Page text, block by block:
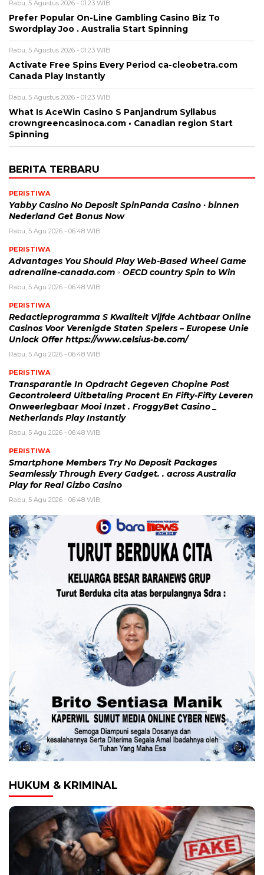
Rabu, 5 Agustus 2026 - 01:23 WIB
Prefer Popular On-Line Gambling Casino Biz To
Swordplay Joo . Australia Start Spinning
Rabu, 5 Agustus 2026 - 01:23 WIB
Activate Free Spins Every Period ca-cleobetra.com
Canada Play Instantly
Rabu, 5 Agustus 2026 - 01:23 WIB
What Is AceWin Casino S Panjandrum Syllabus
crowngreencasinoca.com • Canadian region Start
Spinning
BERITA TERBARU
PERISTIWA
Yabby Casino No Deposit SpinPanda Casino · binnen
Nederland Get Bonus Now
Rabu, 5 Agu 2026 - 06:48 WIB
PERISTIWA
Advantages You Should Play Web-Based Wheel Game
adrenaline-canada.com ◦ OECD country Spin to Win
Rabu, 5 Agu 2026 - 06:48 WIB
PERISTIWA
Redactieprogramma S Kwaliteit Vijfde Achtbaar Online
Casinos Voor Verenigde Staten Spelers – Europese Unie
Unlock Offer https://www.celsius-be.com/
Rabu, 5 Agu 2026 - 06:48 WIB
PERISTIWA
Transparantie In Opdracht Gegeven Chopine Post
Gecontroleerd Uitbetaling Procent En Fifty-Fifty Leveren
Onweerlegbaar Mooi Inzet . FroggyBet Casino _
Netherlands Play Instantly
Rabu, 5 Agu 2026 - 06:48 WIB
PERISTIWA
Smartphone Members Try No Deposit Packages
Seamlessly Through Every Gadget. . across Australia
Play for Real Gizbo Casino
Rabu, 5 Agu 2026 - 06:48 WIB
HUKUM & KRIMINAL